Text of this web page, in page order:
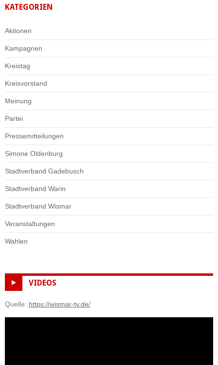
KATEGORIEN
Aktionen
Kampagnen
Kreistag
Kreisvorstand
Meinung
Partei
Pressemitteilungen
Simone Oldenburg
Stadtverband Gadebusch
Stadtverband Warin
Stadtverband Wismar
Veranstaltungen
Wahlen
VIDEOS
Quelle: https://wismar-tv.de/